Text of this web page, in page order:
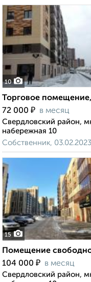
10
Торговое
72 000 ₽ в месяц
Свердловский район,
набережная 10
Собственник, 03.02.2023
15
Помещение
104 000 ₽ в месяц
Свердловский район,